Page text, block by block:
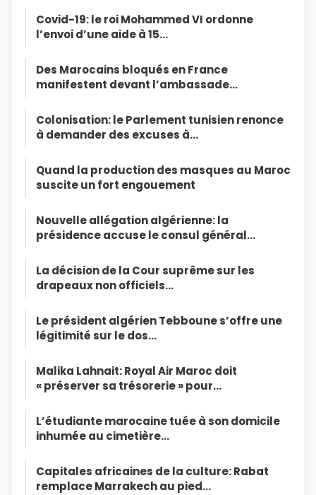
Covid-19: le roi Mohammed VI ordonne
l’envoi d’une aide à 15…
Des Marocains bloqués en France
manifestent devant l’ambassade…
Colonisation: le Parlement tunisien renonce
à demander des excuses à…
Quand la production des masques au Maroc
suscite un fort engouement
Nouvelle allégation algérienne: la
présidence accuse le consul général…
La décision de la Cour suprême sur les
drapeaux non officiels…
Le président algérien Tebboune s’offre une
légitimité sur le dos…
Malika Lahnait: Royal Air Maroc doit
« préserver sa trésorerie » pour…
L’étudiante marocaine tuée à son domicile
inhumée au cimetière…
Capitales africaines de la culture: Rabat
remplace Marrakech au pied…